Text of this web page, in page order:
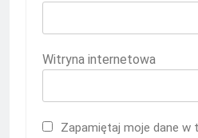
Witryna internetowa
Zapamiętaj moje dane w